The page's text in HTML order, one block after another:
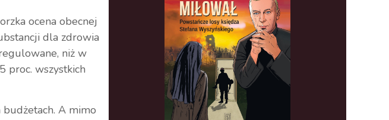
ocena obecnej
dla zdrowia
niż w
proc. wszystkich
A mimo